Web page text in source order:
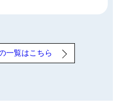
一覧はこちら